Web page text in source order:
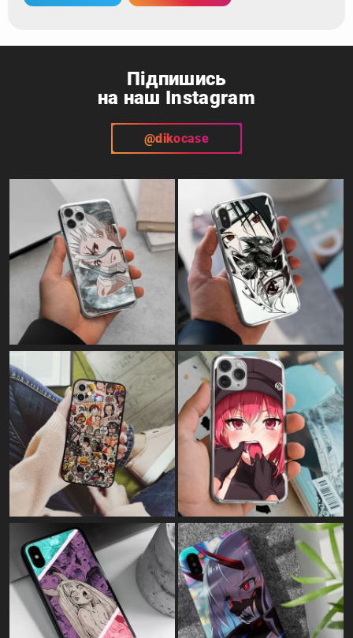
Підпишись
на наш Instagram
@dikocase